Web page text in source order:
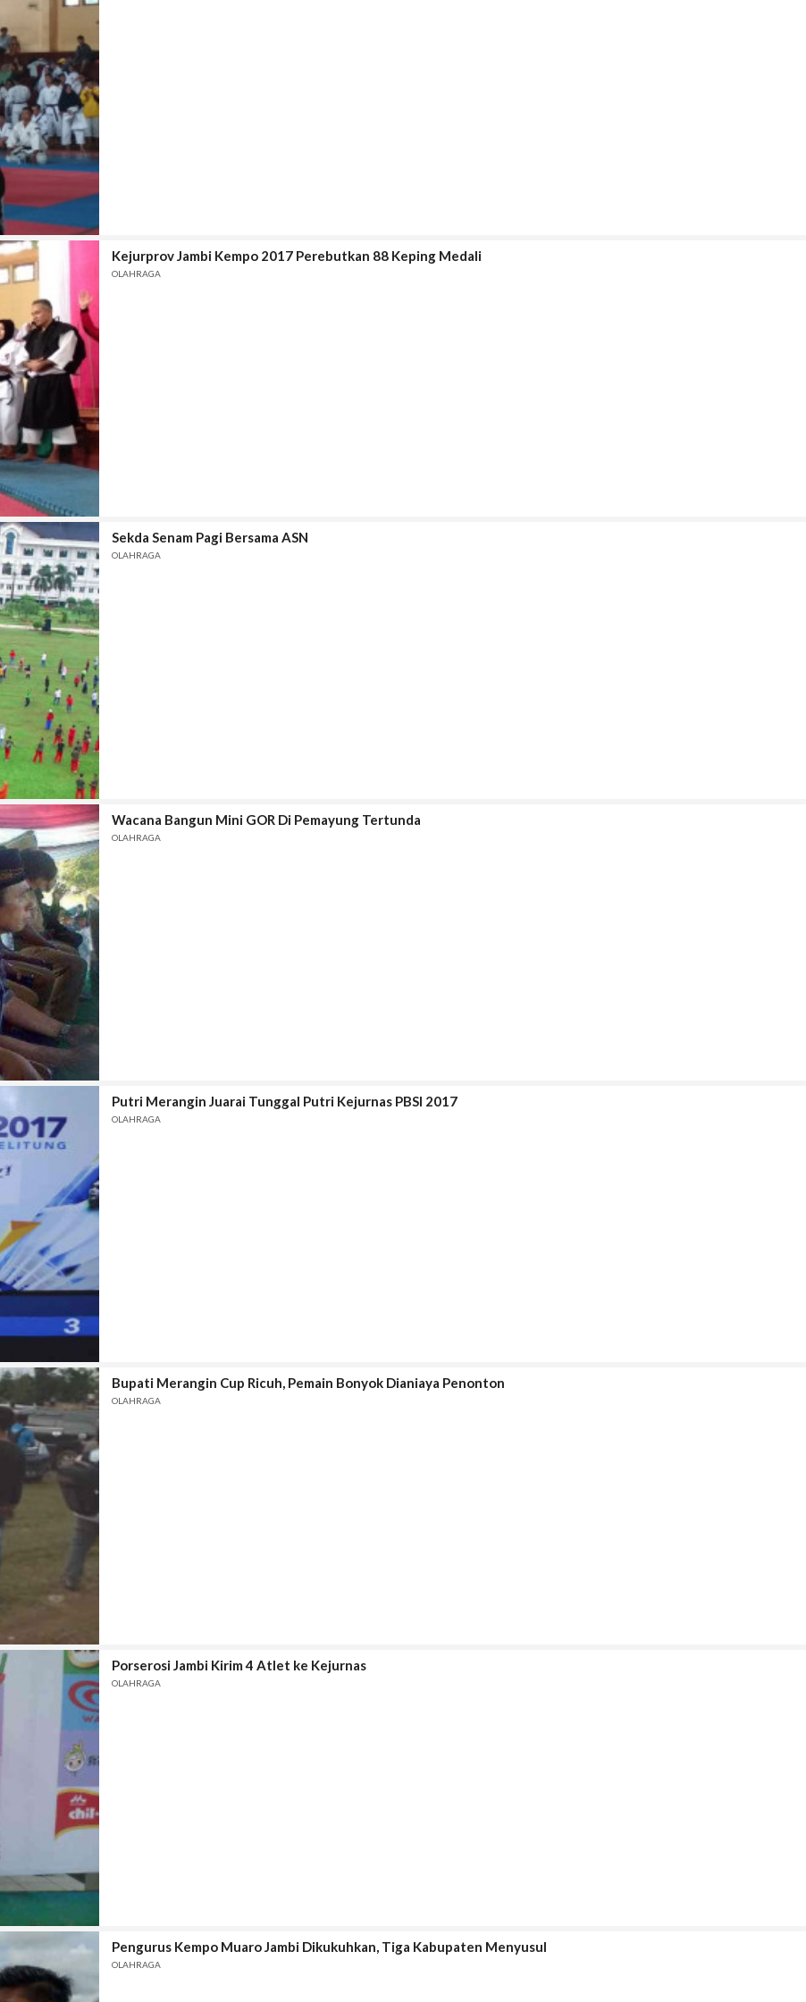
Kejurprov Jambi Kempo 2017 Perebutkan 88 Keping Medali
OLAHRAGA
Sekda Senam Pagi Bersama ASN
OLAHRAGA
Wacana Bangun Mini GOR Di Pemayung Tertunda
OLAHRAGA
Putri Merangin Juarai Tunggal Putri Kejurnas PBSI 2017
OLAHRAGA
Bupati Merangin Cup Ricuh, Pemain Bonyok Dianiaya Penonton
OLAHRAGA
Porserosi Jambi Kirim 4 Atlet ke Kejurnas
OLAHRAGA
Pengurus Kempo Muaro Jambi Dikukuhkan, Tiga Kabupaten Menyusul
OLAHRAGA